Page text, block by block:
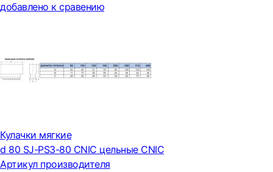
добавлено к сравению
Кулачки мягкие
d 80 SJ-PS3-80 CNIC цельные CNIC
Артикул производителя